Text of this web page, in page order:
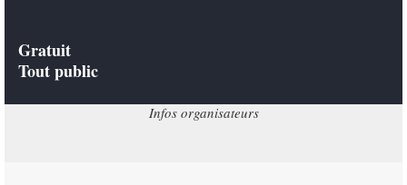
Gratuit
Tout public
Infos organisateurs